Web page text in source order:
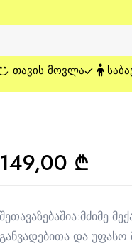
ᲗᲐᲕᲘᲡ ᲛᲝᲕᲚᲐ
149,00 ₾
შეთავაზებაშია:მძიმე
განვადებითა და